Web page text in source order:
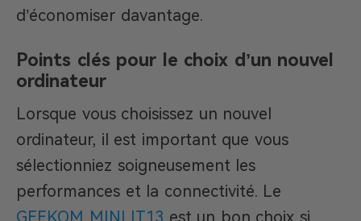
d’économiser davantage.
Points clés pour le choix d’un nouvel
ordinateur
Lorsque vous choisissez un nouvel
ordinateur, il est important que vous
sélectionniez soigneusement les
performances et la connectivité. Le
GEEKOM MINI IT13 est un bon choix si